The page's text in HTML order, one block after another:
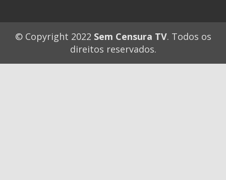
© Copyright 2022 Sem Censura TV. Todos os
direitos reservados.